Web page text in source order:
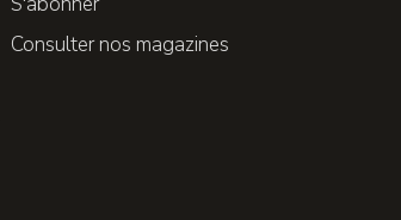
Consulter nos magazines